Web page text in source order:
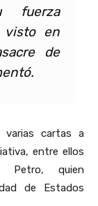
fuerza
visto en
de
varias cartas a
entre ellos
Petro, quien
de Estados